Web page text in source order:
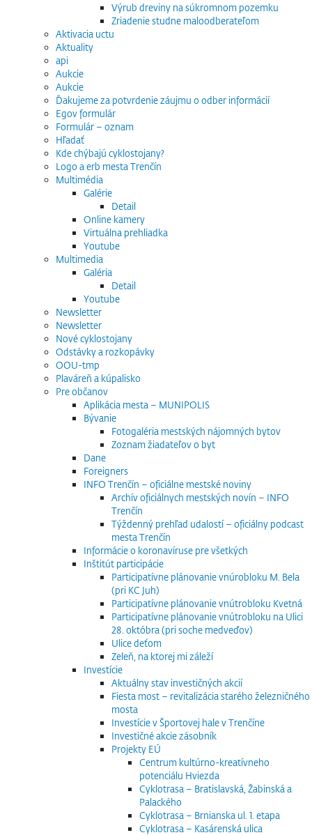
Výrub dreviny na súkromnom pozemku
Zriadenie studne maloodberateľom
Aktivacia uctu
Aktuality
api
Aukcie
Aukcie
Ďakujeme za potvrdenie záujmu o odber informácií
Egov formulár
Formulár – oznam
Hľadať
Kde chýbajú cyklostojany?
Logo a erb mesta Trenčín
Multimédia
Galérie
Detail
Online kamery
Virtuálna prehliadka
Youtube
Multimedia
Galéria
Detail
Youtube
Newsletter
Newsletter
Nové cyklostojany
Odstávky a rozkopávky
OOU-tmp
Plaváreň a kúpalisko
Pre občanov
Aplikácia mesta – MUNIPOLIS
Bývanie
Fotogaléria mestských nájomných bytov
Zoznam žiadateľov o byt
Dane
Foreigners
INFO Trenčín – oficiálne mestské noviny
Archív oficiálnych mestských novín – INFO
Trenčín
Týždenný prehľad udalostí – oficiálny podcast
mesta Trenčín
Informácie o koronavíruse pre všetkých
Inštitút participácie
Participatívne plánovanie vnúrobloku M. Bela
(pri KC Juh)
Participatívne plánovanie vnútrobloku Kvetná
Participatívne plánovanie vnútrobloku na Ulici
28. októbra (pri soche medveďov)
Ulice deťom
Zeleň, na ktorej mi záleží
Investície
Aktuálny stav investičných akcií
Fiesta most – revitalizácia starého železničného
mosta
Investície v Športovej hale v Trenčíne
Investičné akcie zásobník
Projekty EÚ
Centrum kultúrno-kreatívneho
potenciálu Hviezda
Cyklotrasa – Bratislavská, Žabinská a
Palackého
Cyklotrasa – Brnianska ul. 1. etapa
Cyklotrasa – Kasárenská ulica